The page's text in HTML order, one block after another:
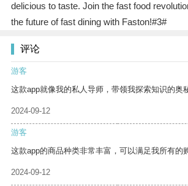
delicious to taste. Join the fast food
the future of fast dining with Faston!#3#
评论
游客
这款app就像我的私人导师，带领我探索知识的奥
2024-09-12
游客
这款app的商品种类非常丰富，可以满足我所有的
2024-09-12